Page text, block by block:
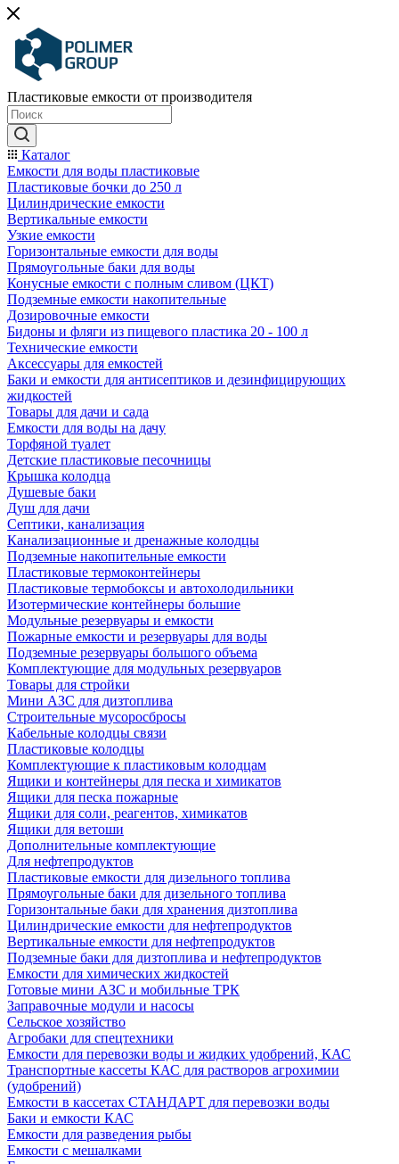
Пластиковые емкости от производителя
Каталог
Емкости для воды пластиковые
Пластиковые бочки до 250 л
Цилиндрические емкости
Вертикальные емкости
Узкие емкости
Горизонтальные емкости для воды
Прямоугольные баки для воды
Конусные емкости с полным сливом (ЦКТ)
Подземные емкости накопительные
Дозировочные емкости
Бидоны и фляги из пищевого пластика 20 - 100 л
Технические емкости
Аксессуары для емкостей
Баки и емкости для антисептиков и дезинфицирующих
жидкостей
Товары для дачи и сада
Емкости для воды на дачу
Торфяной туалет
Детские пластиковые песочницы
Крышка колодца
Душевые баки
Душ для дачи
Септики, канализация
Канализационные и дренажные колодцы
Подземные накопительные емкости
Пластиковые термоконтейнеры
Пластиковые термобоксы и автохолодильники
Изотермические контейнеры большие
Модульные резервуары и емкости
Пожарные емкости и резервуары для воды
Подземные резервуары большого объема
Комплектующие для модульных резервуаров
Товары для стройки
Мини АЗС для дизтоплива
Строительные мусоросбросы
Кабельные колодцы связи
Пластиковые колодцы
Комплектующие к пластиковым колодцам
Ящики и контейнеры для песка и химикатов
Ящики для песка пожарные
Ящики для соли, реагентов, химикатов
Ящики для ветоши
Дополнительные комплектующие
Для нефтепродуктов
Пластиковые емкости для дизельного топлива
Прямоугольные баки для дизельного топлива
Горизонтальные баки для хранения дизтоплива
Цилиндрические емкости для нефтепродуктов
Вертикальные емкости для нефтепродуктов
Подземные баки для дизтоплива и нефтепродуктов
Емкости для химических жидкостей
Готовые мини АЗС и мобильные ТРК
Заправочные модули и насосы
Сельское хозяйство
Агробаки для спецтехники
Емкости для перевозки воды и жидких удобрений, КАС
Транспортные кассеты КАС для растворов агрохимии
(удобрений)
Емкости в кассетах СТАНДАРТ для перевозки воды
Баки и емкости КАС
Емкости для разведения рыбы
Емкости с мешалками